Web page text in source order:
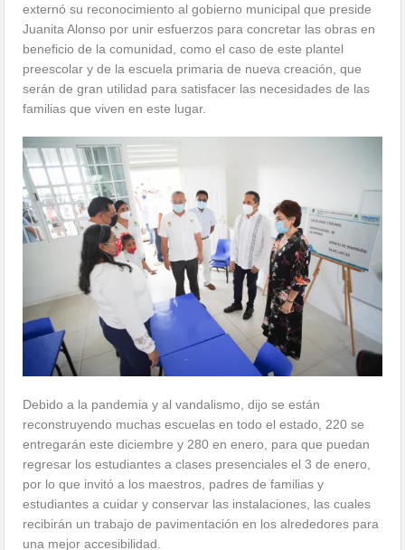
externó su reconocimiento al gobierno municipal que preside
Juanita Alonso por unir esfuerzos para concretar las obras en
beneficio de la comunidad, como el caso de este plantel
preescolar y de la escuela primaria de nueva creación, que
serán de gran utilidad para satisfacer las necesidades de las
familias que viven en este lugar.
Debido a la pandemia y al vandalismo, dijo se están
reconstruyendo muchas escuelas en todo el estado, 220 se
entregarán este diciembre y 280 en enero, para que puedan
regresar los estudiantes a clases presenciales el 3 de enero,
por lo que invitó a los maestros, padres de familias y
estudiantes a cuidar y conservar las instalaciones, las cuales
recibirán un trabajo de pavimentación en los alrededores para
una mejor accesibilidad.